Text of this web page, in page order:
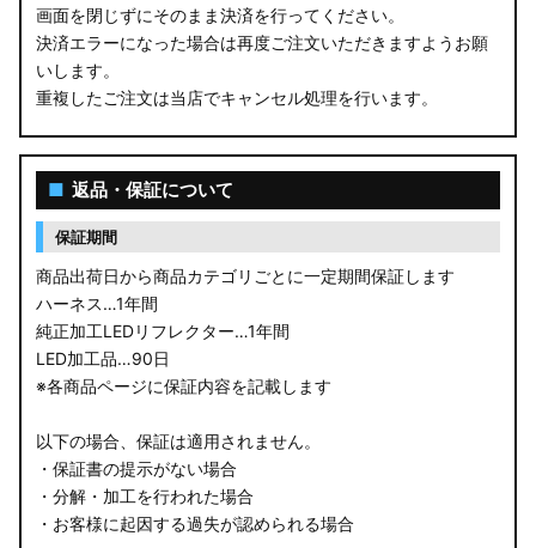
画面を閉じずにそのまま決済を行ってください。
決済エラーになった場合は再度ご注文いただきますようお願
いします。
重複したご注文は当店でキャンセル処理を行います。
■ 返品・保証について
保証期間
商品出荷日から商品カテゴリごとに一定期間保証します
ハーネス…1年間
純正加工LEDリフレクター…1年間
LED加工品…90日
※各商品ページに保証内容を記載します
以下の場合、保証は適用されません。
・保証書の提示がない場合
・分解・加工を行われた場合
・お客様に起因する過失が認められる場合